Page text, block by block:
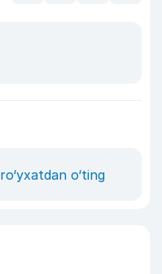
ro‘yxatdan o‘ting